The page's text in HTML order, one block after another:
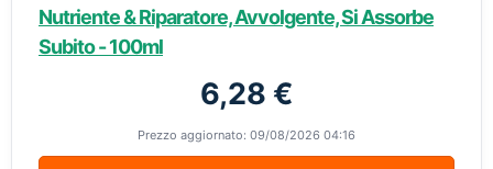
Nutriente & Riparatore, Avvolgente, Si Assorbe
Subito - 100ml
6,28 €
Prezzo aggiornato: 09/08/2026 04:16